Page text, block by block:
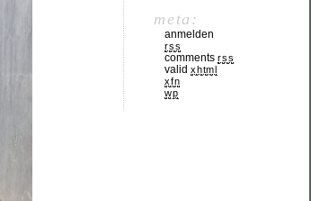
meta:
anmelden
rss
comments rss
valid xhtml
xfn
wp